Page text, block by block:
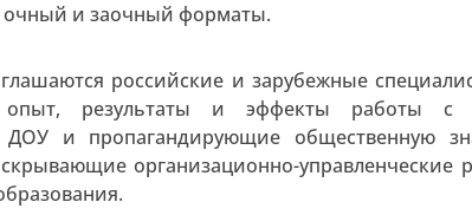
очный и заочный форматы.
российские и зарубежные
опыт, результаты и эффекты работы с
ДОУ и пропагандирующие общественную
организационно-управленческие